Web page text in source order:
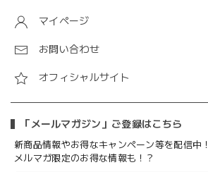
マイページ
お問い合わせ
オフィシャルサイト
「メールマガジン」ご登録はこちら
新商品情報やお得なキャンペーン等を配信中！
メルマガ限定のお得な情報も！？